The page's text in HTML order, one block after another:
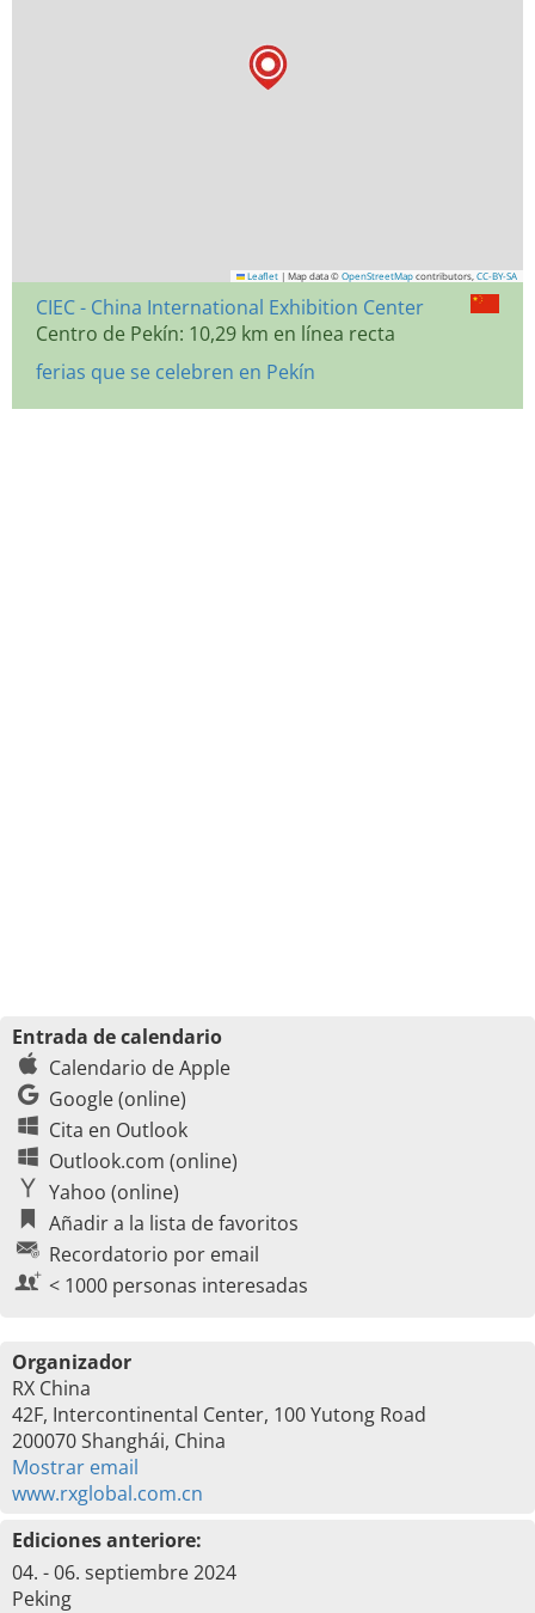
Leaflet | Map data © OpenStreetMap contributors, CC-BY-SA
CIEC - China International Exhibition Center
Centro de Pekín: 10,29 km en línea recta
ferias que se celebren en Pekín
Entrada de calendario
Calendario de Apple
Google (online)
Cita en Outlook
Outlook.com (online)
Yahoo (online)
Añadir a la lista de favoritos
Recordatorio por email
< 1000 personas interesadas
Organizador
RX China
42F, Intercontinental Center, 100 Yutong Road
200070 Shanghái, China
Mostrar email
www.rxglobal.com.cn
Ediciones anteriore:
04. - 06. septiembre 2024
Peking